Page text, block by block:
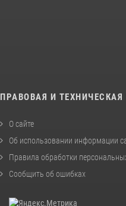
ПРАВОВАЯ И
О сайте
Об использовании информации
Правила обработки
Сообщить об ошибках